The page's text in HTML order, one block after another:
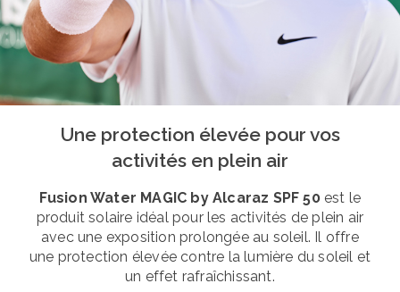
Une protection élevée pour vos
activités en plein air
Fusion Water MAGIC by Alcaraz SPF 50 est le
produit solaire idéal pour les activités de plein air
avec une exposition prolongée au soleil. Il offre
une protection élevée contre la lumière du soleil et
un effet rafraîchissant.